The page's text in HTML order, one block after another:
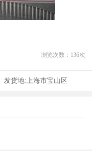
浏览次数： 136次
发货地: 上海市宝山区